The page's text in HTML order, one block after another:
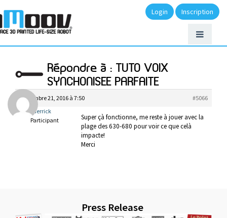
Login Inscription
Répondre à : TUTO VOIX
SYNCHONISEE PARFAITE
septembre 21, 2016 à 7:50
#5066
Pierrick
Participant
Super çà fonctionne, me reste à jouer avec la
plage des 630-680 pour voir ce que celà
impacte!
Merci
Press Release